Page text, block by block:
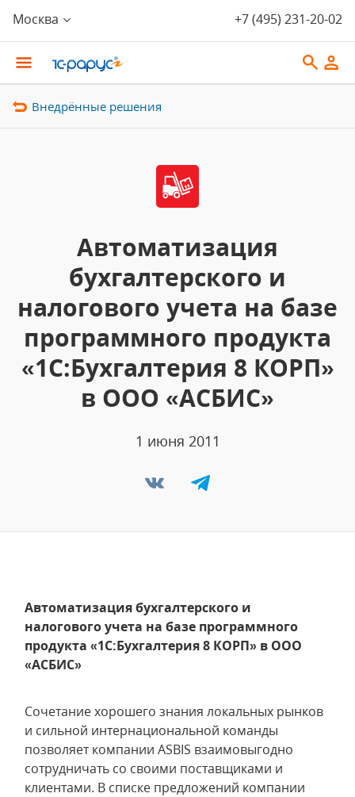
Москва +7 (495) 231-20-02
Внедрённые решения
Автоматизация
бухгалтерского и
налогового учета на базе
программного продукта
«1С:Бухгалтерия 8 КОРП»
в ООО «АСБИС»
1 июня 2011
Автоматизация бухгалтерского и
налогового учета на базе программного
продукта «1С:Бухгалтерия 8 КОРП» в ООО
«АСБИС»
Сочетание хорошего знания локальных рынков
и сильной интернациональной команды
позволяет компании ASBIS взаимовыгодно
сотрудничать со своими поставщиками и
клиентами. В списке предложений компании